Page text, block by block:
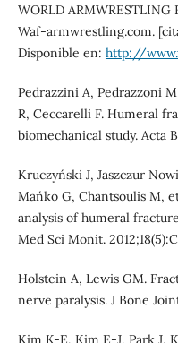
WORLD
Waf-armwrestling.com.
Disponible en: http://
Pedrazzini A, Pedrazzoni
R, Ceccarelli F. Humeral
biomechanical study. Acta
Kruczyński J, Jaszczur
Mańko G, Chantsoulis M,
analysis of humeral
Med Sci Monit.
Holstein A, Lewis GM.
nerve paralysis. J Bone
Kim K-E, Kim E-J, Park J,